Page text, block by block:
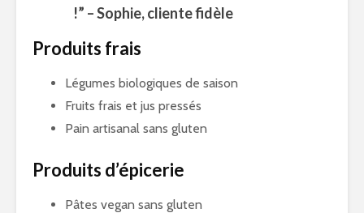
!” – Sophie, cliente fidèle
Produits frais
Légumes biologiques de saison
Fruits frais et jus pressés
Pain artisanal sans gluten
Produits d’épicerie
Pâtes vegan sans gluten